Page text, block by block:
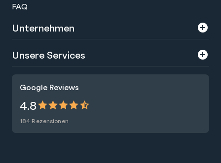
Google Reviews
4.8
184 Rezensionen
FAQ
Unternehmen
Über uns
Presse
Nachhaltigkeit
Blog
Unsere Services